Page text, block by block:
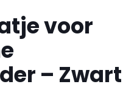
voor
– Zwart